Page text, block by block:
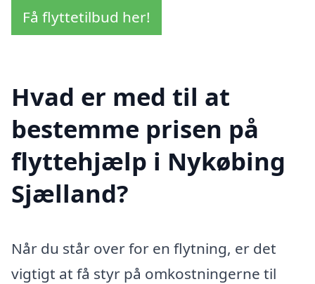
Få flyttetilbud her!
Hvad er med til at
bestemme prisen på
flyttehjælp i Nykøbing
Sjælland?
Når du står over for en flytning, er det
vigtigt at få styr på omkostningerne til